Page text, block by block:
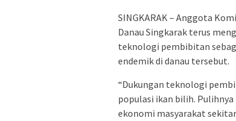
SINGKARAK – Anggota
Danau Singkarak terus
teknologi pembibitan
endemik di danau tersebut.
“Dukungan teknologi
populasi ikan bilih.
ekonomi masyarakat